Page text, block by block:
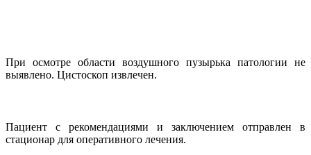
При осмотре области воздушного пузырька патологии не
выявлено. Цистоскоп извлечен.
Пациент с рекомендациями и заключением отправлен в
стационар для оперативного лечения.